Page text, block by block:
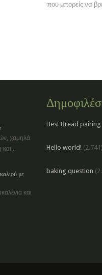
που μπορείς να
χαμηλά
και...
με
και
Best Bread
Hello world! (2.741)
baking question